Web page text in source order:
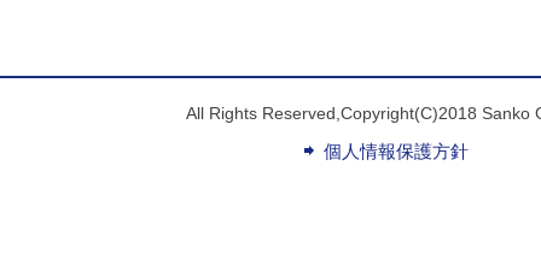
All Rights Reserved,Copyright(C)2018 Sanko
個人情報保護方針